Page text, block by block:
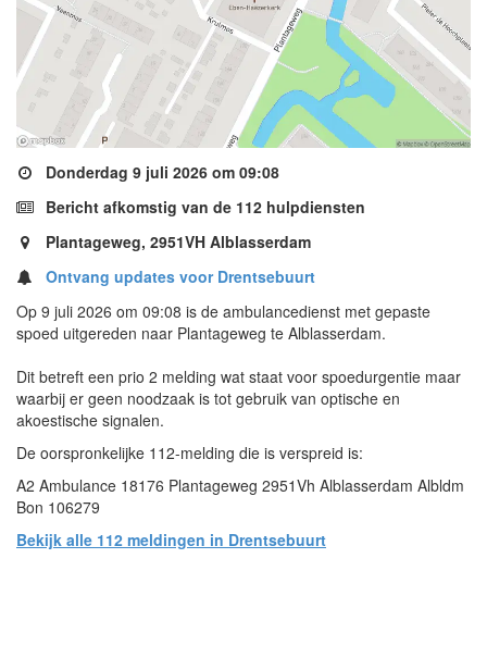
Donderdag 9 juli 2026 om 09:08
Bericht afkomstig van de 112 hulpdiensten
Plantageweg, 2951VH Alblasserdam
Ontvang updates voor Drentsebuurt
Op 9 juli 2026 om 09:08 is de ambulancedienst met gepaste
spoed uitgereden naar Plantageweg te Alblasserdam.
Dit betreft een prio 2 melding wat staat voor spoedurgentie maar
waarbij er geen noodzaak is tot gebruik van optische en
akoestische signalen.
De oorspronkelijke 112-melding die is verspreid is:
A2 Ambulance 18176 Plantageweg 2951Vh Alblasserdam Albldm
Bon 106279
Bekijk alle 112 meldingen in Drentsebuurt